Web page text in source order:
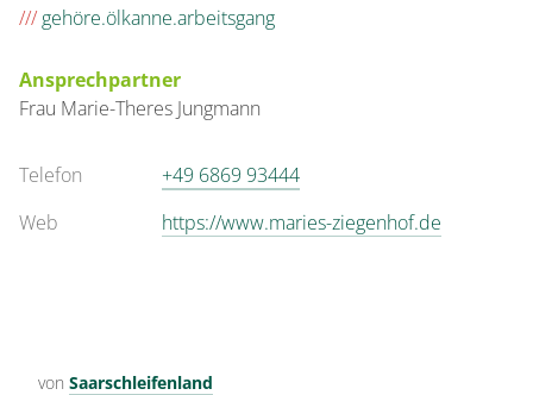
/// gehöre.ölkanne.arbeitsgang
Ansprechpartner
Frau Marie-Theres Jungmann
Telefon
+49 6869 93444
Web
https://www.maries-ziegenhof.de
von Saarschleifenland